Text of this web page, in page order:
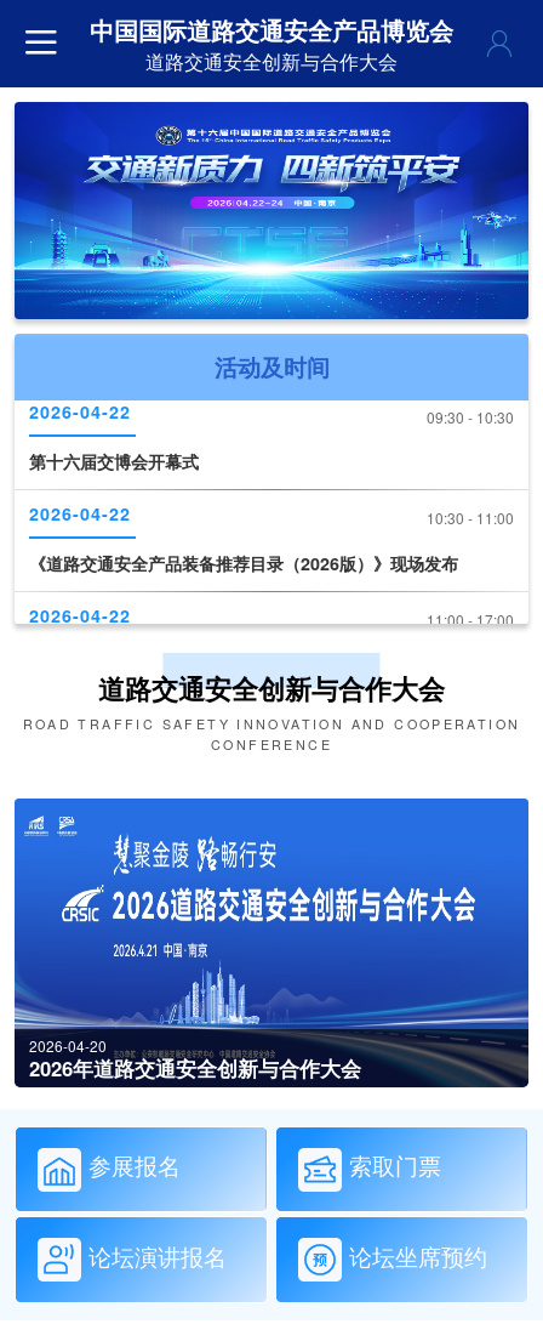
中国国际道路交通安全产品博览会
道路交通安全创新与合作大会
活动及时间
第十六届交博会开幕式
2026-04-22
《道路交通安全产品装备推荐目录（2026版）》现场发布
2026-04-22 11:00 - 17:00
新技术、新产品发布
第十六届交博会开幕式
《道路交通安全产品装备推荐目录（2026版）》现场发布
2026-04-22
新技术、新产品发布
道路交通安全创新与合作大会
ROAD TRAFFIC SAFETY INNOVATION AND COOPERATION
CONFERENCE
2026-04-20
2026年道路交通安全创新与合作大会
参展报名 索取门票
论坛演讲报名 论坛坐席预约